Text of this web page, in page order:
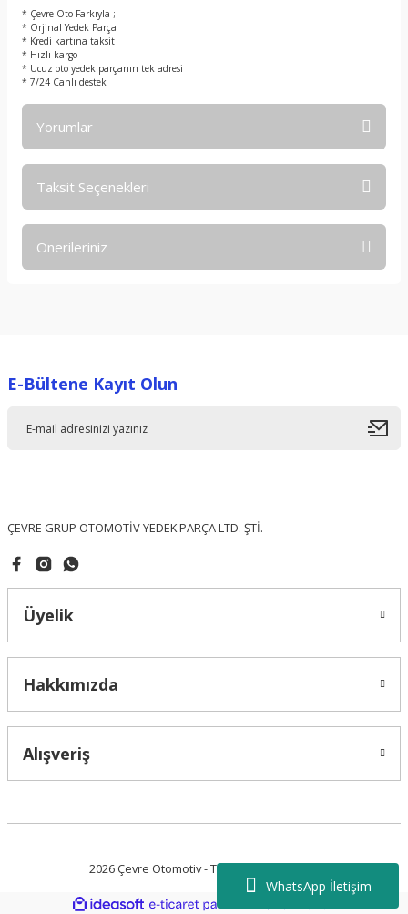
WhatsApp İletişim
* Çevre Oto Farkıyla ;
* Orjinal Yedek Parça
* Kredi kartına taksit
* Hızlı kargo
* Ucuz oto yedek parçanın tek adresi
* 7/24 Canlı destek
Yorumlar
Taksit Seçenekleri
Önerileriniz
Ürün resmi kalitesiz, bozuk veya görüntülenemiyor.
E-Bültene Kayıt Olun
ÇEVRE GRUP OTOMOTİV YEDEK PARÇA LTD. ŞTİ.
Üyelik
Hakkımızda
Alışveriş
2026 Çevre Otomotiv - Tüm Hakları Saklıdır.
ideasoft